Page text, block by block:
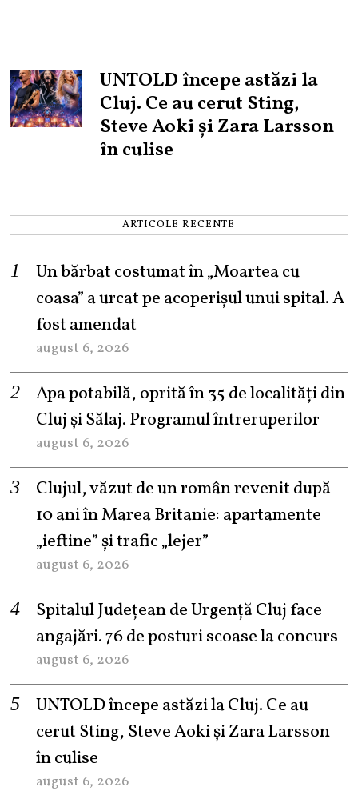
UNTOLD începe astăzi la
Cluj. Ce au cerut Sting,
Steve Aoki și Zara Larsson
în culise
ARTICOLE RECENTE
Un bărbat costumat în „Moartea cu
coasa” a urcat pe acoperișul unui spital. A
fost amendat
august 6, 2026
Apa potabilă, oprită în 35 de localități din
Cluj și Sălaj. Programul întreruperilor
august 6, 2026
Clujul, văzut de un român revenit după
10 ani în Marea Britanie: apartamente
„ieftine” și trafic „lejer”
august 6, 2026
Spitalul Județean de Urgență Cluj face
angajări. 76 de posturi scoase la concurs
august 6, 2026
UNTOLD începe astăzi la Cluj. Ce au
cerut Sting, Steve Aoki și Zara Larsson
în culise
august 6, 2026